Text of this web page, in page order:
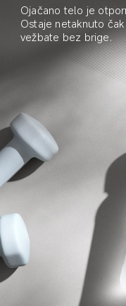
Ojačano telo je
Ostaje netaknuto
vežbate bez brige.